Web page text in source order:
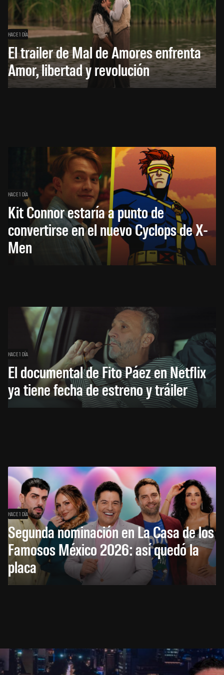
HACE 1 DÍA
El trailer de Mal de Amores enfrenta
Amor, libertad y revolución
HACE 1 DÍA
Kit Connor estaría a punto de
convertirse en el nuevo Cyclops de X-
Men
HACE 1 DÍA
El documental de Fito Páez en Netflix
ya tiene fecha de estreno y tráiler
HACE 1 DÍA
Segunda nominación en La Casa de los
Famosos México 2026: así quedó la
placa